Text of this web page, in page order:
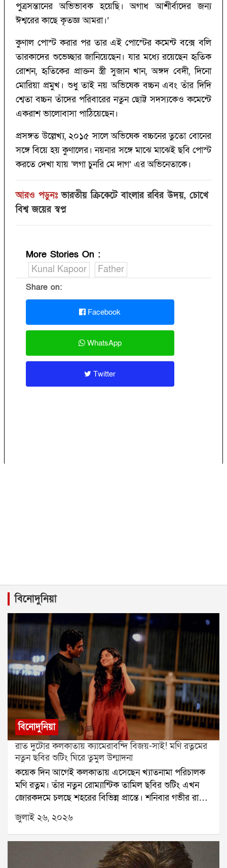
পুত্রসন্তানের অভিভাবক হয়েছি। অগাধ আশীর্বাদের জন্য
ঈশ্বরের কাছে কৃতজ্ঞ আমরা।’
কুণাল পোস্ট করার পর তার এই পোস্টের কমেন্ট বক্সে বলি
তারকাদের শুভেচ্ছার জানিয়েছেন। যার মধ্যে রয়েছেন হৃতিক
রোশন, হৃতিকের প্রাক্তন স্ত্রী সুজান খান, অঙ্গদ বেদী, দিনো
মোরিয়া প্রমুখ। শুধু তাই নয় অভিষেক বচ্চন এবং তাঁর দিদি
শ্বেতা বচ্চন তাঁদের পরিবারের নতুন ছোট্ট সদস্যকেও কমেন্টে
একরাশ ভালোবাসা পাঠিয়েছেন।
প্রসঙ্গত উল্লেখ্য, ২০১৫ সালে অভিষেক বচ্চনের তুতো বোনের
সঙ্গে বিয়ে হয় কুণালের। নয়নার সঙ্গে মাঝে মাঝেই ছবি পোস্ট
করতে দেখা যায় ‘লগা চুনরি মে দাগ’ এর অভিনেতাকে।
আরও পড়ুনঃ ভারতীয় ক্রিকেটে বাংলার রবির উদয়, চোখে
বিশ্ব জয়ের স্বপ্ন
More Stories On :
Kunal Kapoor
Father
Share on:
Facebook
WhatsApp
Twitter
বিনোদুনিয়া
বিনোদুনিয়া
রাত দুটোর কলকাতায় ক্যামেরাবন্দি বিজয়-সাই! মণি রত্নমের
নতুন ছবির শুটিং ঘিরে তুমুল উন্মাদনা
কয়েক দিন আগেই কলকাতায় এসেছেন খ্যাতনামা পরিচালক
মণি রত্নম। তাঁর নতুন রোম্যান্টিক তামিল ছবির শুটিং এখন
জোরকদমে চলছে শহরের বিভিন্ন প্রান্তে। শনিবার গভীর রাতে
হাওড়া ব্রিজে ছবির একটি গুরুত্বপূর্ণ দৃশ্যের শুটিং করেন বিজয়
সেতুপতি ও সাই পল্লবী। রাত হলেও সেখানে উপস্থিত কয়েক
জন পথচারী তাঁদের দেখে উচ্ছ্বসিত হয়ে পড়েন।বুধবার রাতে
কলকাতায় পৌঁছেছিলেন বিজয় সেতুপতি। পরের দিন ভোরে
শহরে আসেন সাই পল্লবী। বৃহস্পতিবার থেকে বেলগাছিয়া
জুলাই ২৬, ২০২৬